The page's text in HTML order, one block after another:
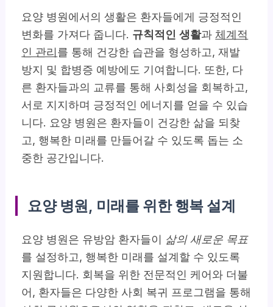
요양 병원에서의 생활은 환자들에게 긍정적인
변화를 가져다 줍니다. 규칙적인 생활과 체계적
인 관리를 통해 건강한 습관을 형성하고, 재발
방지 및 합병증 예방에도 기여합니다. 또한, 다
른 환자들과의 교류를 통해 사회성을 회복하고,
서로 지지하며 긍정적인 에너지를 얻을 수 있습
니다. 요양 병원은 환자들이 건강한 삶을 되찾
고, 행복한 미래를 만들어갈 수 있도록 돕는 소
중한 공간입니다.
요양 병원, 미래를 위한 행복 설계
요양 병원은 유방암 환자들이 삶의 새로운 목표
를 설정하고, 행복한 미래를 설계할 수 있도록
지원합니다. 회복을 위한 전문적인 케어와 더불
어, 환자들은 다양한 사회 복귀 프로그램을 통해